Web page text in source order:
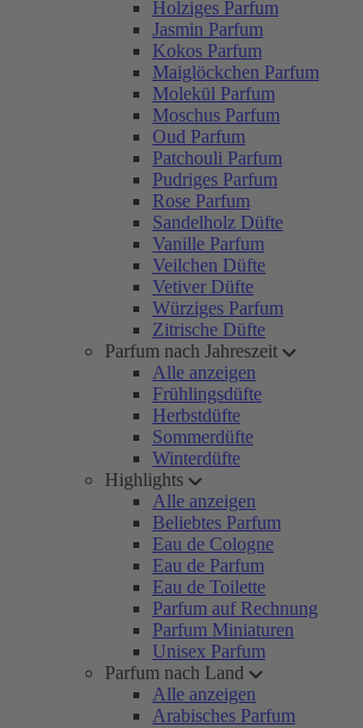
Holziges Parfum
Jasmin Parfum
Kokos Parfum
Maiglöckchen Parfum
Molekül Parfum
Moschus Parfum
Oud Parfum
Patchouli Parfum
Pudriges Parfum
Rose Parfum
Sandelholz Düfte
Vanille Parfum
Veilchen Düfte
Vetiver Düfte
Würziges Parfum
Zitrische Düfte
Parfum nach Jahreszeit
Alle anzeigen
Frühlingsdüfte
Herbstdüfte
Sommerdüfte
Winterdüfte
Highlights
Alle anzeigen
Beliebtes Parfum
Eau de Cologne
Eau de Parfum
Eau de Toilette
Parfum auf Rechnung
Parfum Miniaturen
Unisex Parfum
Parfum nach Land
Alle anzeigen
Arabisches Parfum